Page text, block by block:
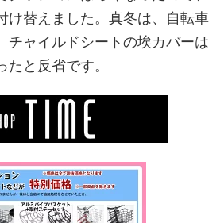
け替えました。真冬は、自転車
チャイルドシートの埃カバーは
と反省です。